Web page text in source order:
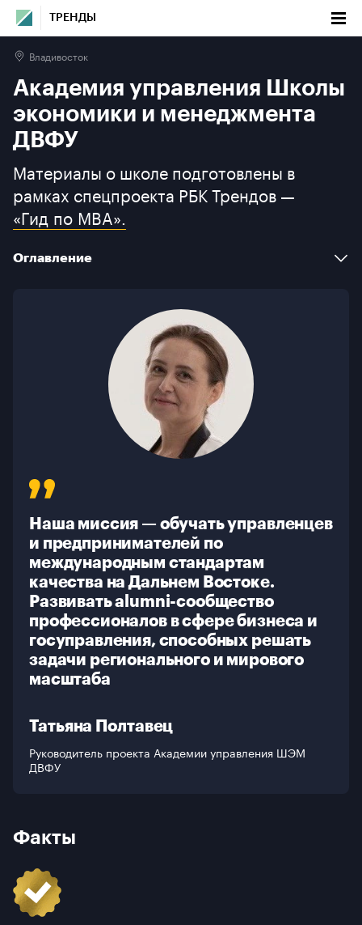
ТРЕНДЫ
Академия управления Школы экономики
и менеджмента ДВФУ
Оглавление
Факты
Новости и мероприятия
Академия управления Школы
экономики и менеджмента
ДВФУ
Материалы о школе подготовлены в
рамках спецпроекта РБК Трендов —
«Гид по MBA».
Владивосток
Оглавление
Новости и мероприятия
Программы бизнес-образования
Наша миссия — обучать управленцев
и предпринимателей по
международным стандартам
качества на Дальнем Востоке.
Развивать alumni-сообщество
профессионалов в сфере бизнеса и
госуправления, способных решать
задачи регионального и мирового
масштаба
Татьяна Полтавец
Руководитель проекта Академии управления ШЭМ
ДВФУ
Факты